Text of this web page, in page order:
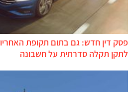
פסק דין חדש: גם בתום תקופת
לתקן תקלה סדרתית על חשבונה